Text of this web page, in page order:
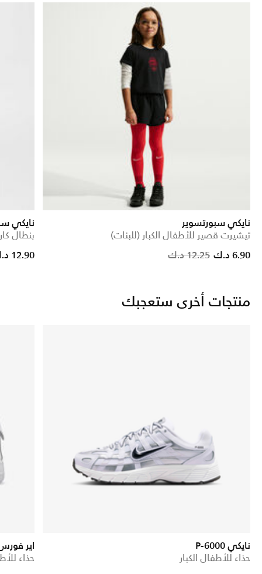
نايكي سبورتسوير
تيشيرت قصير للأطفال الكبار (للبنات)
Price reduced
12.25 د.ك to 6.90 د.ك
نايكي
بنطال
from
to12.90 د.ك
منتجات أخرى ستعجبك
نايكي P-6000
حذاء للأطفال الكبار
اير فورس 1 ميد
حذاء